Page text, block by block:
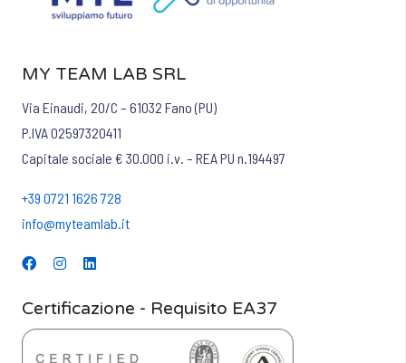
MY TEAM LAB SRL
Via Einaudi, 20/C – 61032 Fano (PU)
P.IVA 02597320411
Capitale sociale € 30.000 i.v. – REA PU n.194497
+39 0721 1626 728
info@myteamlab.it
Certificazione - Requisito EA37